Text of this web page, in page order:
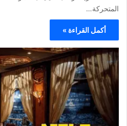
المتحركة…
أكمل القراءة »